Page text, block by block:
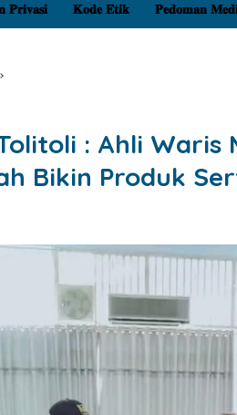
𝐏𝐫𝐢𝐯𝐚𝐬𝐢 𝐊𝐨𝐝𝐞 𝐄𝐭𝐢𝐤 𝐏𝐞𝐝𝐨𝐦𝐚𝐧
: Ahli Waris
Bikin Produk